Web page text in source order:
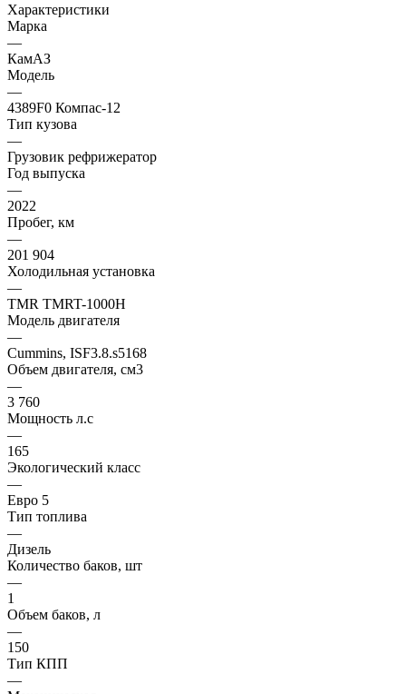
Характеристики
Марка
—
КамАЗ
Модель
—
4389F0 Компас-12
Тип кузова
—
Грузовик рефрижератор
Год выпуска
—
2022
Пробег, км
—
201 904
Холодильная установка
—
TMR TMRT-1000H
Модель двигателя
—
Cummins, ISF3.8.s5168
Объем двигателя, см3
—
3 760
Мощность л.с
—
165
Экологический класс
—
Евро 5
Тип топлива
—
Дизель
Количество баков, шт
—
1
Объем баков, л
—
150
Тип КПП
—